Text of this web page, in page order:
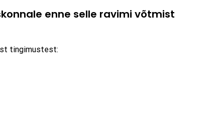
enne selle ravimi võtmist
tingimustest: